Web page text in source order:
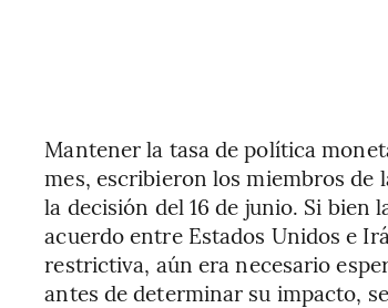
Mantener la tasa de política
mes, escribieron los miembros de
la decisión del 16 de junio. Si
acuerdo entre Estados Unidos e
restrictiva, aún era necesario
antes de determinar su impacto,